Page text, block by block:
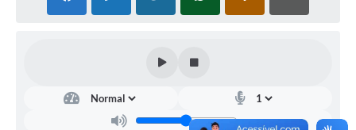
Serviços ao Cidadão
Nota Fiscal Eletrônica